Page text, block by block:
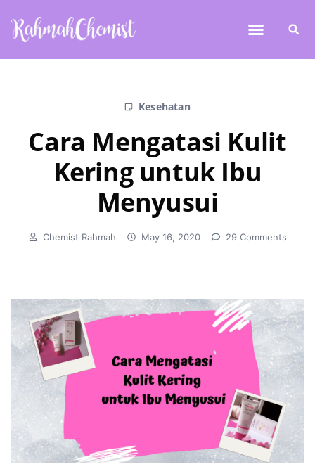
Kesehatan
Cara Mengatasi Kulit
Kering untuk Ibu
Menyusui
Chemist Rahmah May 16, 2020 29 Comments